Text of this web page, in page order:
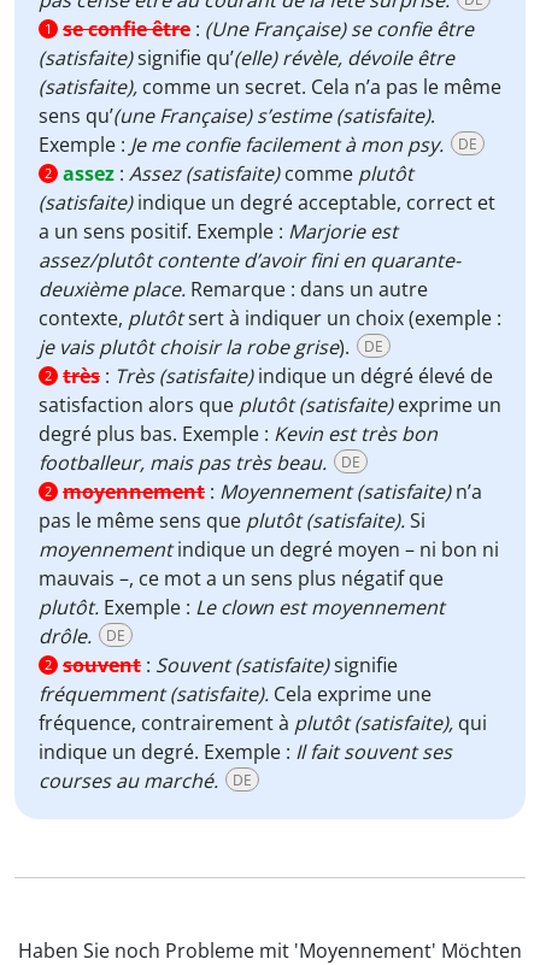
1 se confie être : (Une Française) se confie être
(satisfaite)signifie qu’(elle) révèle, dévoile être
(satisfaite), comme un secret. Cela n’a pas le même
sens qu’(une Française) s’estime (satisfaite).
Exemple : Je me confie facilement à mon psy. DE
2 assez : Assez (satisfaite)comme plutôt
(satisfaite)indique un degré acceptable, correct et
a un sens positif. Exemple : Marjorie est
assez/plutôt contente d’avoir fini en quarante-
deuxième place. Remarque : dans un autre
contexte, plutôtsert à indiquer un choix (exemple :
je vais plutôt choisir la robe grise). DE
2 très : Très (satisfaite)indique un dégré élevé de
satisfaction alors que plutôt (satisfaite)exprime un
degré plus bas. Exemple : Kevin est très bon
footballeur, mais pas très beau.
DE
2 moyennement : Moyennement (satisfaite)n’a
pas le même sens que plutôt (satisfaite).Si
moyennementindique un degré moyen – ni bon ni
mauvais –, ce mot a un sens plus négatif que
plutôt. Exemple : Le clown est moyennement
drôle.
DE
2 souvent : Souvent (satisfaite)signifie
fréquemment (satisfaite). Cela exprime une
fréquence, contrairement à plutôt (satisfaite), qui
indique un degré. Exemple : Il fait souvent ses
courses au marché.
DE
Haben Sie noch Probleme mit 'Moyennement' Möchten